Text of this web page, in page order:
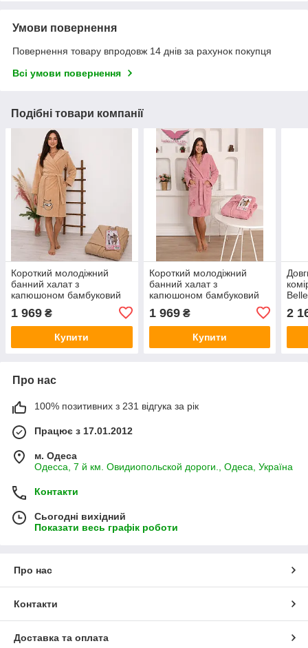
Умови повернення
Повернення товару впродовж 14 днів за рахунок покупця
Всі умови повернення
Подібні товари компанії
Короткий молодіжний
банний халат з
капюшоном бамбуковий
Туреччина BL-A-63
1 969 ₴
Купити
Короткий молодіжний
банний халат з
капюшоном бамбуковий
Туреччина BL-A-1
1 969₴
Купити
2
Про нас
100% позитивних з 231 відгука за рік
Працює з 17.01.2012
м. Одеса
Одесса, 7 й км. Овидиопольской дороги., Одеса, Україна
Контакти
Сьогодні вихідний
Показати весь графік роботи
Про нас
Контакти
Доставка та оплата